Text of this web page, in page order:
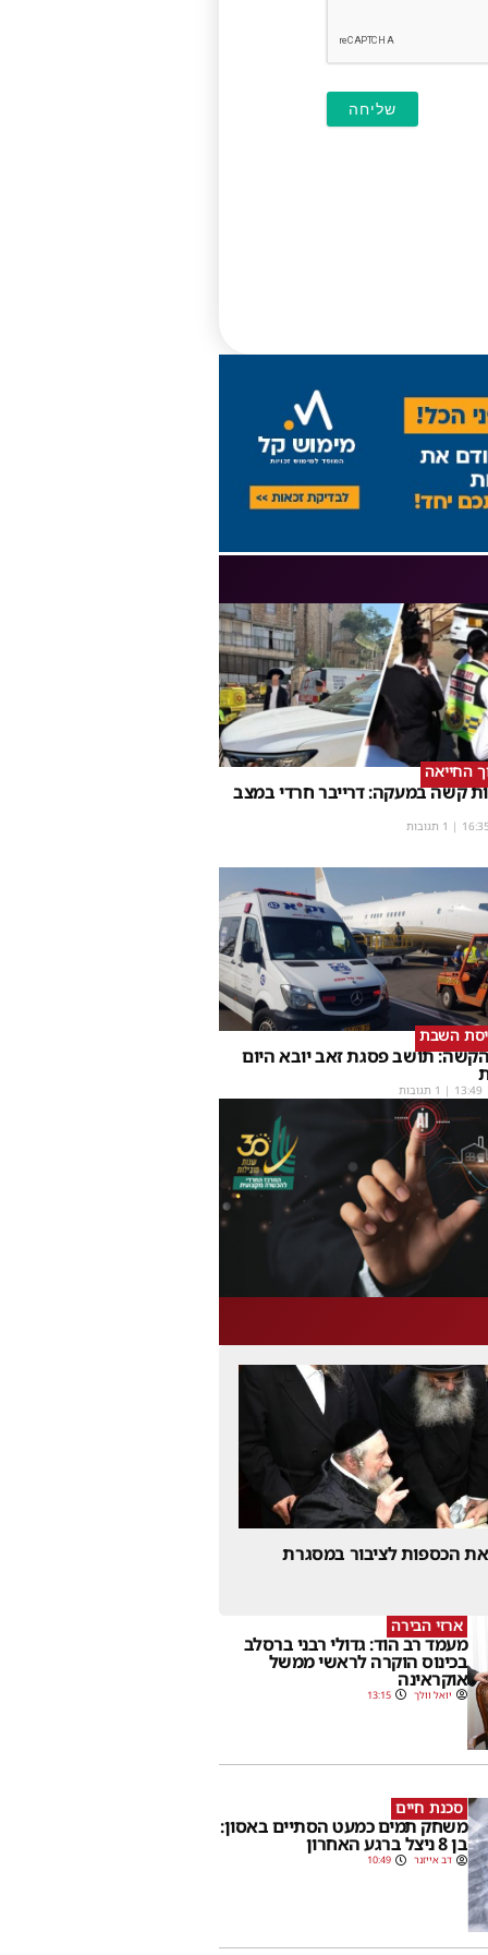
החייאה
קשה במעקה: דרייבר חרדי במצב
16:35 | 1 תגובות
השבת
תושב פסגת זאב יובא היום
13:49 | 1 תגובות
הכספות לציבור במסגרת
ארזי הבירה
מעמד רב הוד: גדולי רבני ברסלב
בכינוס הוקרה לראשי ממשל
אוקראינה
יואל וולך 13:15
סכנת חיים
משחק תמים כמעט הסתיים באסון:
בן 8 ניצל ברגע האחרון
דב אייזנר 10:49